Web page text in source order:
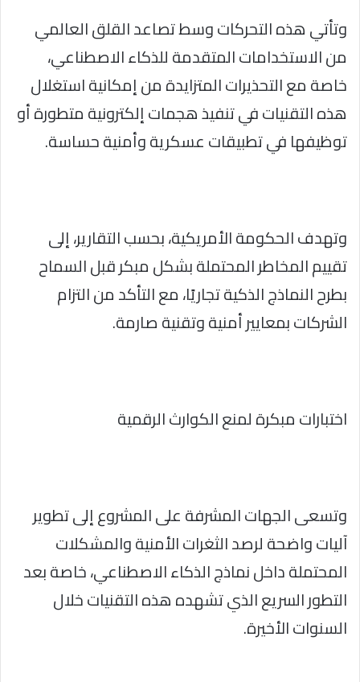
وتأتي هذه التحركات وسط تصاعد القلق العالمي
من الاستخدامات المتقدمة للذكاء الاصطناعي،
خاصة مع التحذيرات المتزايدة من إمكانية استغلال
هذه التقنيات في تنفيذ هجمات إلكترونية متطورة أو
توظيفها في تطبيقات عسكرية وأمنية حساسة.
وتهدف الحكومة الأمريكية، بحسب التقارير، إلى
تقييم المخاطر المحتملة بشكل مبكر قبل السماح
بطرح النماذج الذكية تجاريًا، مع التأكد من التزام
الشركات بمعايير أمنية وتقنية صارمة.
اختبارات مبكرة لمنع الكوارث الرقمية
وتسعى الجهات المشرفة على المشروع إلى تطوير
آليات واضحة لرصد الثغرات الأمنية والمشكلات
المحتملة داخل نماذج الذكاء الاصطناعي، خاصة بعد
التطور السريع الذي تشهده هذه التقنيات خلال
السنوات الأخيرة.